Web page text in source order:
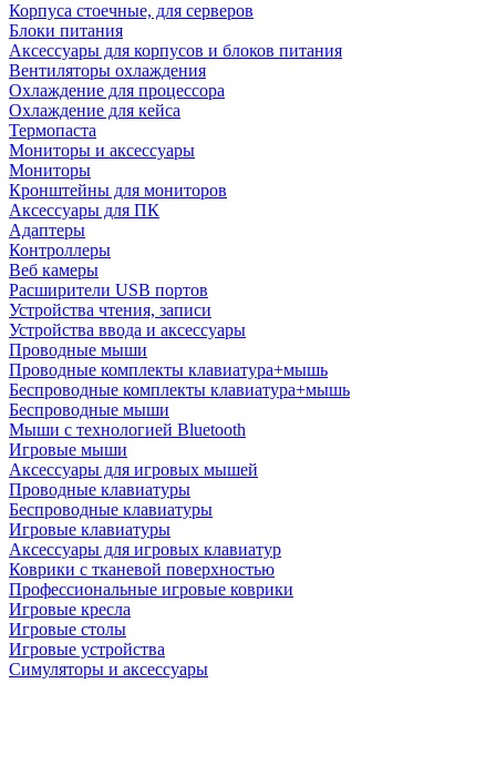
Корпуса стоечные, для серверов
Блоки питания
Аксессуары для корпусов и блоков питания
Вентиляторы охлаждения
Охлаждение для процессора
Охлаждение для кейса
Термопаста
Мониторы и аксессуары
Мониторы
Кронштейны для мониторов
Аксессуары для ПК
Адаптеры
Контроллеры
Веб камеры
Расширители USB портов
Устройства чтения, записи
Устройства ввода и аксессуары
Проводные мыши
Проводные комплекты клавиатура+мышь
Беспроводные комплекты клавиатура+мышь
Беспроводные мыши
Мыши с технологией Bluetooth
Игровые мыши
Аксессуары для игровых мышей
Проводные клавиатуры
Беспроводные клавиатуры
Игровые клавиатуры
Аксессуары для игровых клавиатур
Коврики с тканевой поверхностью
Профессиональные игровые коврики
Игровые кресла
Игровые столы
Игровые устройства
Симуляторы и аксессуары